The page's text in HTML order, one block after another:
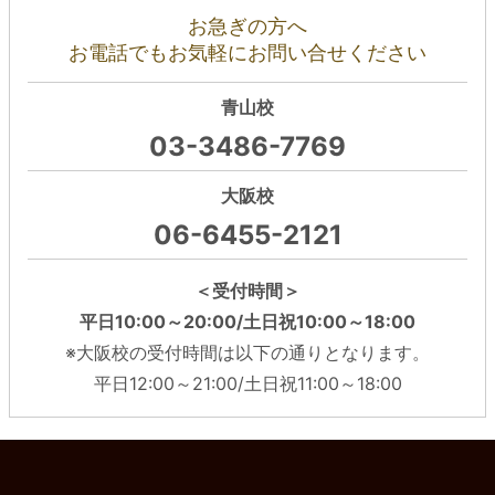
お急ぎの方へ
お電話でもお気軽にお問い合せください
青山校
03-3486-7769
大阪校
06-6455-2121
＜受付時間＞
平日10:00～20:00/土日祝10:00～18:00
※大阪校の受付時間は以下の通りとなります。
平日12:00～21:00/土日祝11:00～18:00